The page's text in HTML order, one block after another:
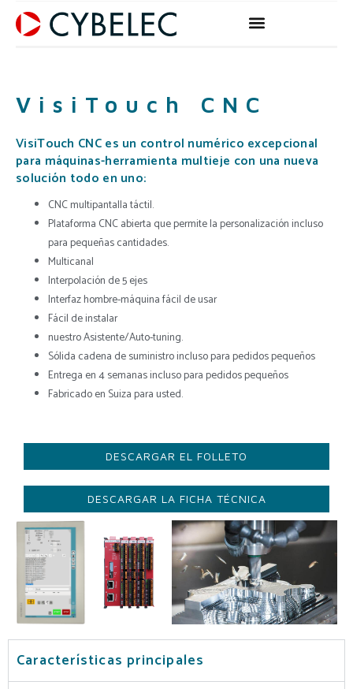
VisiTouch CNC
VisiTouch CNC es un control numérico excepcional
para máquinas-herramienta multieje con una nueva
solución todo en uno:
CNC multipantalla táctil.
Plataforma CNC abierta que permite la personalización incluso
para pequeñas cantidades.
Multicanal
Interpolación de 5 ejes
Interfaz hombre-máquina fácil de usar
Fácil de instalar
nuestro Asistente/Auto-tuning.
Sólida cadena de suministro incluso para pedidos pequeños
Entrega en 4 semanas incluso para pedidos pequeños
Fabricado en Suiza para usted.
DESCARGAR EL FOLLETO
DESCARGAR LA FICHA TÉCNICA
Características principales